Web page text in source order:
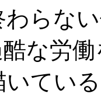
わらな
な労
いてい